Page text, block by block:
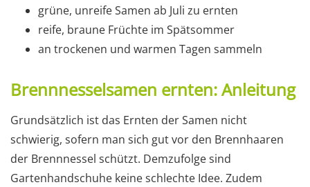
grüne, unreife Samen ab Juli zu ernten
reife, braune Früchte im Spätsommer
an trockenen und warmen Tagen sammeln
Brennnesselsamen ernten: Anleitung
Grundsätzlich ist das Ernten der Samen nicht
schwierig, sofern man sich gut vor den Brennhaaren
der Brennnessel schützt. Demzufolge sind
Gartenhandschuhe keine schlechte Idee. Zudem